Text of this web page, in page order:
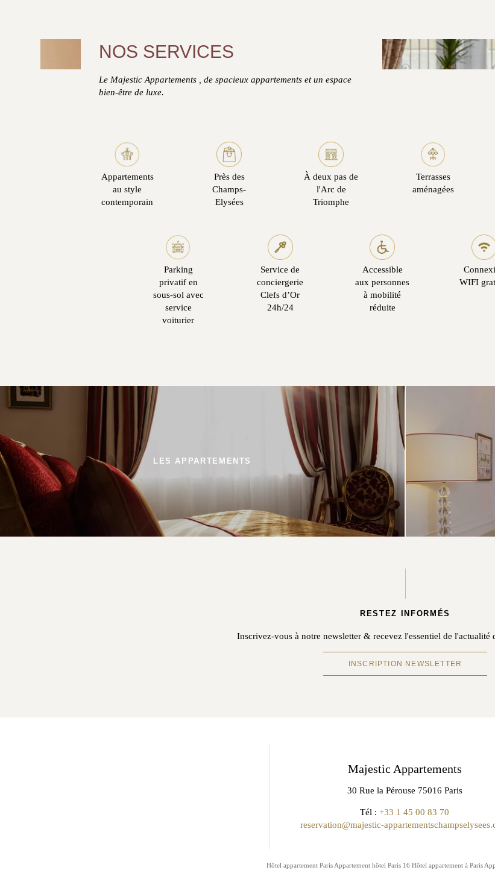
NOS SERVICES
Le Majestic Appartements , de spacieux appartements et un espace
bien-être de luxe.
Appartements
au style
contemporain
Près des
Champs-
Elysées
À deux pas de
l'Arc de
Triomphe
Terrasses
aménagées
Parking
privatif en
sous-sol avec
service
voiturier
Service de
conciergerie
Clefs d’Or
24h/24
Accessible
aux personnes
à mobilité
réduite
WIFI
LES APPARTEMENTS
RESTEZ INFORMÉS
Inscrivez-vous à notre newsletter & recevez l'essentiel de l'actualité
INSCRIPTION NEWSLETTER
Majestic Appartements
30 Rue la Pérouse 75016 Paris
Tél :+33 1 45 00 83 70
reservation@majestic-
Hôtel appartement Paris Appartement hôtel Paris 16 Hôtel appartement à Paris